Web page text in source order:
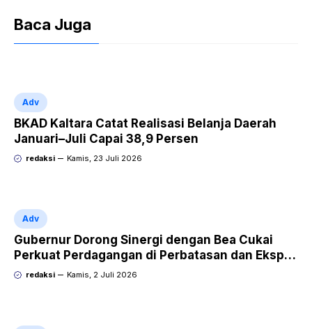
Baca Juga
Adv
BKAD Kaltara Catat Realisasi Belanja Daerah
Januari–Juli Capai 38,9 Persen
redaksi Kamis, 23 Juli 2026
Adv
Gubernur Dorong Sinergi dengan Bea Cukai
Perkuat Perdagangan di Perbatasan dan Ekspor
UMKM
redaksi Kamis, 2 Juli 2026